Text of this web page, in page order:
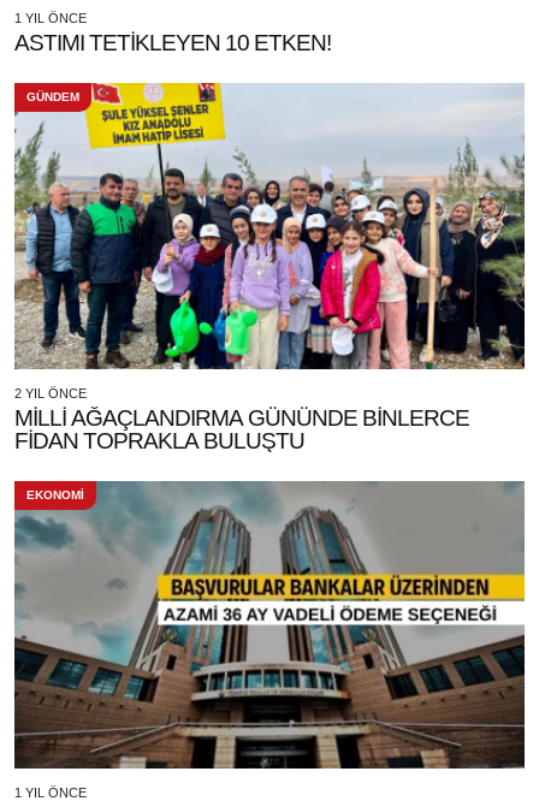
1 YIL ÖNCE
ASTIMI TETİKLEYEN 10 ETKEN!
GÜNDEM
2 YIL ÖNCE
MİLLİ AĞAÇLANDIRMA GÜNÜNDE BİNLERCE
FİDAN TOPRAKLA BULUŞTU
EKONOMİ
1 YIL ÖNCE